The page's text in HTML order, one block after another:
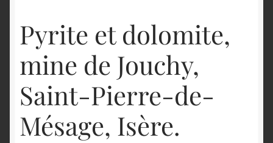
Pyrite et dolomite,
mine de Jouchy,
Saint-Pierre-de-
Mésage, Isère.